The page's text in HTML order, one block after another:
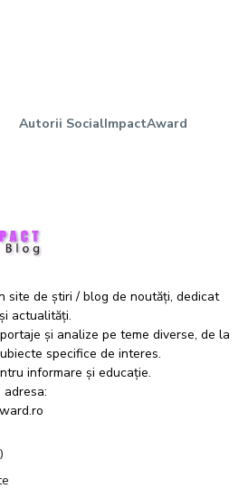
Autorii SocialImpactAward
site de știri / blog de noutăți, dedicat
actualități.
și analize pe teme diverse, de la
specifice de interes.
informare și educație.